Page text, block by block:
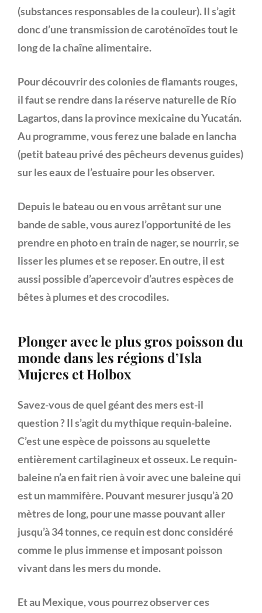
(substancesresponsablesde la couleur). Il s’agit
doncd’une transmission de caroténoïdes tout le
long de la chaîne alimentaire.
Pour découvrir des colonies de flamants rouges,
il faut se rendre dans la réserve naturelle de Río
Lagartos, dans la province mexicaine du Yucatán.
Au programme, vous ferez une balade en lancha
(petit bateau privé des pêcheurs devenus guides)
sur les eaux de l’estuaire pour les observer.
Depuis le bateau ou en vous arrêtant sur une
bande de sable, vous aurez l’opportunité de les
prendre enphoto en train de nager, se nourrir, se
lisser les plumes et se reposer. En outre, il est
aussi possible d’apercevoir d’autresespèces de
bêtes à plumes et des crocodiles.
Plonger avec le plus gros poisson du
monde dans les régions d’Isla
Mujeres et Holbox
Savez-vous de quel géant des mers est-il
question ? Il s’agit du mythique requin-baleine.
C’est une espèce de poissons au squelette
entièrement cartilagineux et osseux. Le requin-
baleine n’a en fait rien à voir avec une baleine qui
est un mammifère. Pouvant mesurer jusqu’à 20
mètres de long, pour une masse pouvant aller
jusqu’à 34 tonnes, ce requin est donc considéré
comme le plus immense et imposant poisson
vivant dans les mers du monde.
Et au Mexique, vous pourrez observer ces